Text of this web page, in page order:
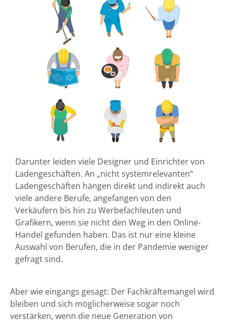
Darunter leiden viele Designer und Einrichter von
Ladengeschäften. An „nicht systemrelevanten“
Ladengeschäften hängen direkt und indirekt auch
viele andere Berufe, angefangen von den
Verkäufern bis hin zu Werbefachleuten und
Grafikern, wenn sie nicht den Weg in den Online-
Handel gefunden haben. Das ist nur eine kleine
Auswahl von Berufen, die in der Pandemie weniger
gefragt sind.
Aber wie eingangs gesagt: Der Fachkräftemangel wird
bleiben und sich möglicherweise sogar noch
verstärken, wenn die neue Generation von